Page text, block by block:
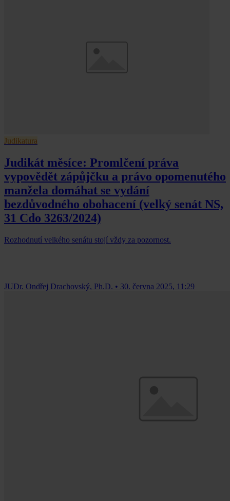
Judikatura
Judikát měsíce: Promlčení práva
vypovědět zápůjčku a právo opomenutého
manžela domáhat se vydání
bezdůvodného obohacení (velký senát NS,
31 Cdo 3263/2024)
Rozhodnutí velkého senátu stojí vždy za pozornost.
JUDr. Ondřej Drachovský, Ph.D. • 30. června 2025, 11:29